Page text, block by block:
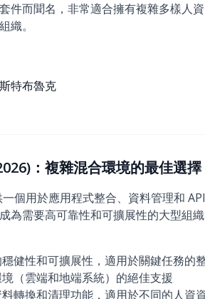
件而聞名，非常適合擁有複雜多樣人資
織。
特布魯克
：複雜混合環境的最佳選擇
個用於應用程式整合、資料管理和
為需要高可靠性和可擴展性的大型組織
健性和可擴展性，適用於關鍵任務的
（雲端和地端系統）的絕佳支援
轉換和清理功能，適用於不同的人資